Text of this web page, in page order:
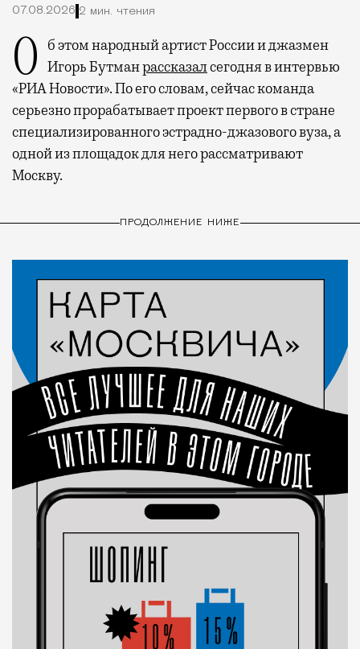
07.08.2026 2 мин. чтения
Об этом народный артист России и джазмен Игорь Бутманрассказалсегодня в интервью
«РИА Новости». По его словам, сейчас команда
серьезно прорабатывает проект первого в стране
специализированного эстрадно-джазового вуза, а
одной из площадок для него рассматривают
Москву.
ПРОДОЛЖЕНИЕ НИЖЕ